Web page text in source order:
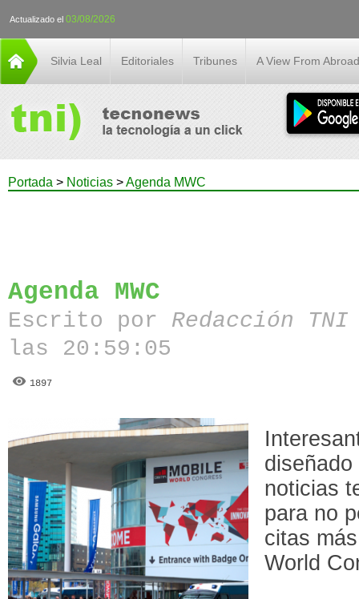
Actualizado el 03/08/2026
Silvia Leal Editoriales Tribunes A View From Abroad
Portada > Noticias >Agenda MWC
Agenda MWC
Escrito por Redacción
las 20:59:05
1897
noticias
para no
citas
World